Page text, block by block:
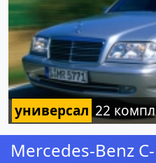
универсал 22
Mercedes-Benz